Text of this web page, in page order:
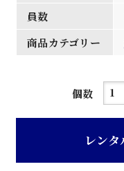
員数
商品カテゴリー
個数
茶
目
レン